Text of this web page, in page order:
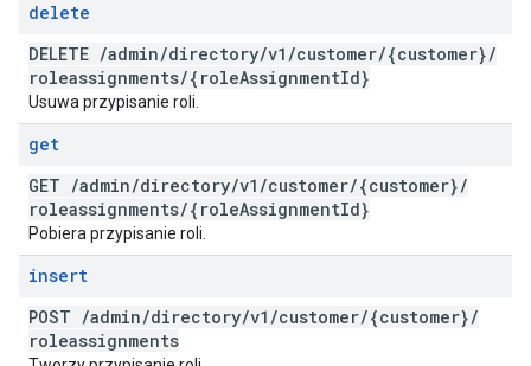
delete
DELETE /admin/directory/v1 /customer/{customer}/
roleassignments/{roleAssignmentId}
Usuwa przypisanie roli.
get
GET /admin/directory/v1 /customer/{customer}/
roleassignments/{roleAssignmentId}
Pobiera przypisanie roli.
insert
POST /admin/directory/v1 /customer/{customer}/
roleassignments